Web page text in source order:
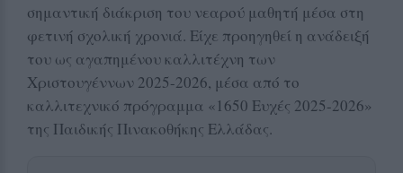
σημαντική διάκριση του νεαρού μαθητή μέσα στη
φετινή σχολική χρονιά. Είχε προηγηθεί η ανάδειξή
του ως αγαπημένου καλλιτέχνη των
Χριστουγέννων 2025-2026, μέσα από το
καλλιτεχνικό πρόγραμμα «1650 Ευχές 2025-2026»
της Παιδικής Πινακοθήκης Ελλάδας.